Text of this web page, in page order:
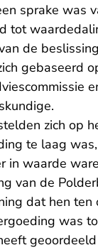
sprake was
tot
de
gebaseerd
zich op
te laag
in waarde
van de
dat hen ten
was